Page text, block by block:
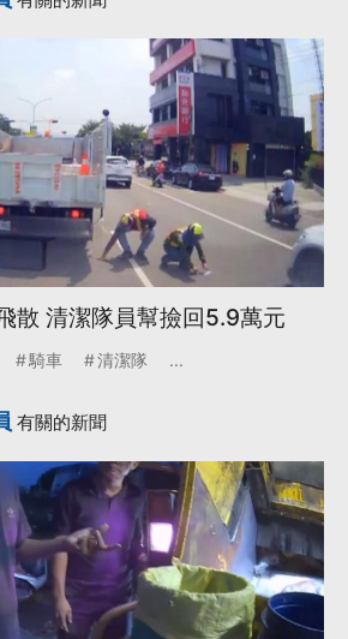
散 清潔隊員幫撿回5.9萬元
騎車 清潔隊 ...
有關的新聞